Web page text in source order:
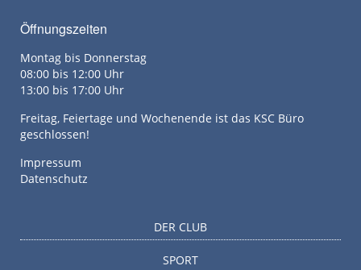
Öffnungszeiten
Montag bis Donnerstag
08:00 bis 12:00 Uhr
13:00 bis 17:00 Uhr
Freitag, Feiertage und Wochenende ist das KSC Büro
geschlossen!
Impressum
Datenschutz
DER CLUB
SPORT